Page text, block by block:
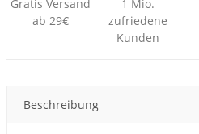
Gratis Versand
ab 29€
1 Mio.
zufriedene
Kunden
Beschreibung